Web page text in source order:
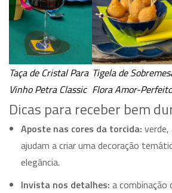
Taça de Cristal Para
Vinho Petra Classic
Tigela de
Flora Amor-
Dicas para receber bem
Aposte nas cores da torcida: verde,
ajudam a criar uma decoração
elegância.
Invista nos detalhes: a combinação